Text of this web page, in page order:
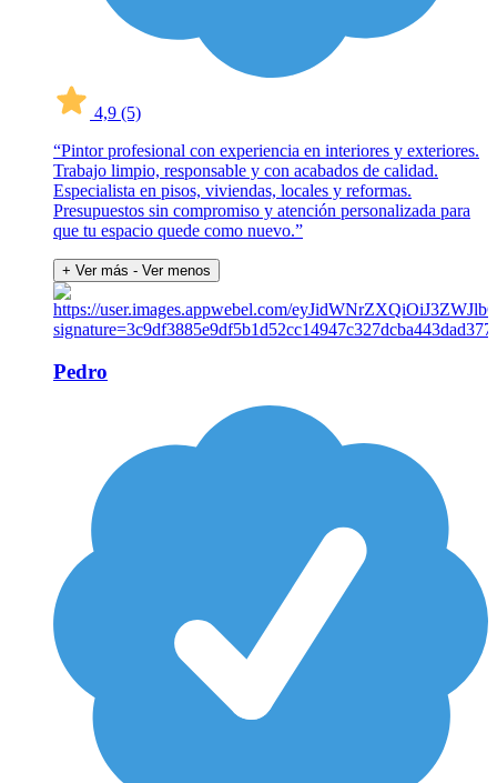
4,9 (5)
“Pintor profesional con experiencia en interiores y exteriores.
Trabajo limpio, responsable y con acabados de calidad.
Especialista en pisos, viviendas, locales y reformas.
Presupuestos sin compromiso y atención personalizada para
que tu espacio quede como nuevo.”
+ Ver más - Ver menos
Pedro